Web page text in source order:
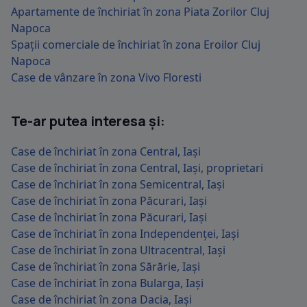
Apartamente de închiriat în zona Piata Zorilor Cluj
Napoca
Spații comerciale de închiriat în zona Eroilor Cluj
Napoca
Case de vânzare în zona Vivo Floresti
Te-ar putea interesa și:
Case de închiriat în zona Central, Iași
Case de închiriat în zona Central, Iași, proprietari
Case de închiriat în zona Semicentral, Iași
Case de închiriat în zona Păcurari, Iași
Case de închiriat în zona Păcurari, Iași
Case de închiriat în zona Independenței, Iași
Case de închiriat în zona Ultracentral, Iași
Case de închiriat în zona Sărărie, Iași
Case de închiriat în zona Bularga, Iași
Case de închiriat în zona Dacia, Iași